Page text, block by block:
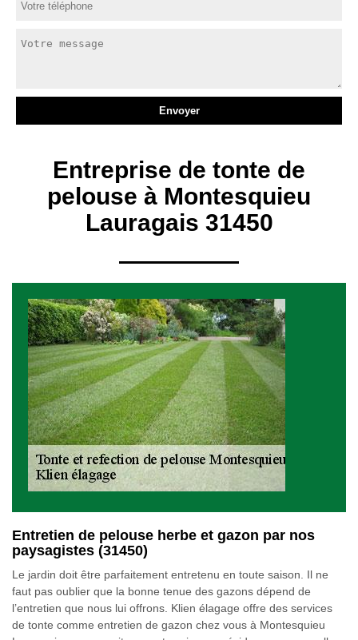
Entreprise de tonte de
pelouse à Montesquieu
Lauragais 31450
Entretien de pelouse herbe et gazon par nos
paysagistes (31450)
Le jardin doit être parfaitement entretenu en toute saison. Il ne
faut pas oublier que la bonne tenue des gazons dépend de
l’entretien que nous lui offrons. Klien élagage offre des services
de tonte comme entretien de gazon chez vous à Montesquieu